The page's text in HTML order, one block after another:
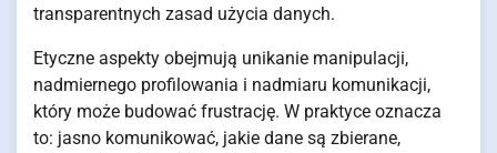
transparentnych zasad użycia danych.
Etyczne aspekty obejmują unikanie manipulacji,
nadmiernego profilowania i nadmiaru komunikacji,
który może budować frustrację. W praktyce oznacza
to: jasno komunikować, jakie dane są zbierane,